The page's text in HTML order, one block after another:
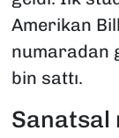
Amerikan
numaradan
bin sattı.
Sanatsal